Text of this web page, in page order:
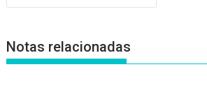
Notas relacionadas